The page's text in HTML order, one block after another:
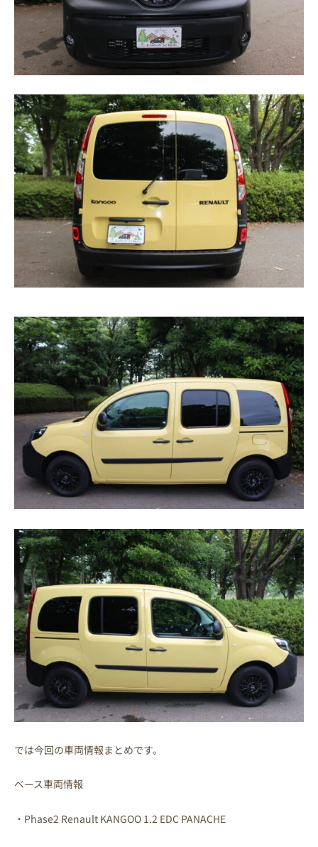
では今回の車両情報まとめです。
ベース車両情報
・Phase2 Renault KANGOO 1.2 EDC PANACHE